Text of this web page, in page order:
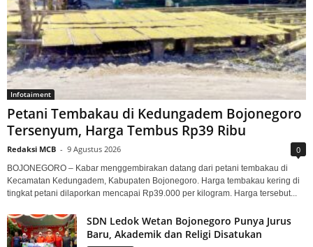
Infotaiment
Petani Tembakau di Kedungadem Bojonegoro
Tersenyum, Harga Tembus Rp39 Ribu
Redaksi MCB - 9 Agustus 2026 0
BOJONEGORO – Kabar menggembirakan datang dari petani tembakau di
Kecamatan Kedungadem, Kabupaten Bojonegoro. Harga tembakau kering di
tingkat petani dilaporkan mencapai Rp39.000 per kilogram. Harga tersebut...
SDN Ledok Wetan Bojonegoro Punya Jurus
Baru, Akademik dan Religi Disatukan